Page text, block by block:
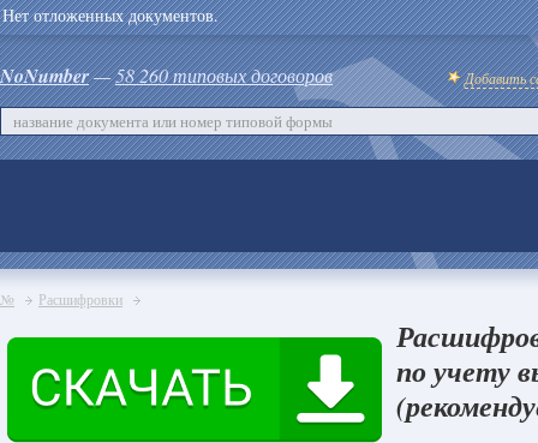
Нет отложенных документов.
NoNumber—58 260 типовых договоров Добавить
№ Расшифровки
по учету